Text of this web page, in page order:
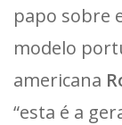
papo sobre
modelo
americana
“esta é a